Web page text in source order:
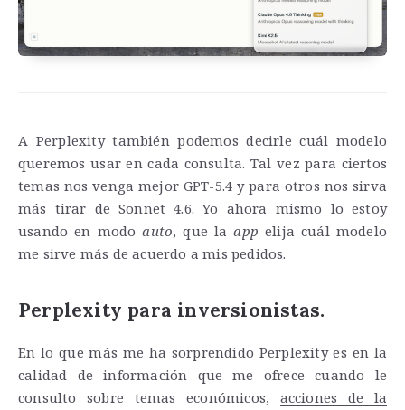
A Perplexity también podemos decirle cuál modelo
queremos usar en cada consulta. Tal vez para ciertos
temas nos venga mejor GPT-5.4 y para otros nos sirva
más tirar de Sonnet 4.6. Yo ahora mismo lo estoy
usando en modoauto, que laapp elija cuál modelo
me sirve más de acuerdo a mis pedidos.
Perplexity para inversionistas.
En lo que más me ha sorprendido Perplexity es en la
calidad de información que me ofrece cuando le
consulto sobre temas económicos, acciones de la